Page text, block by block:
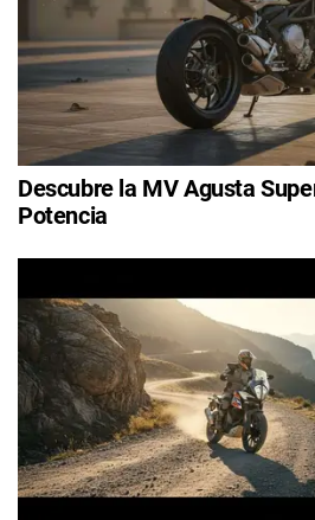
Descubre la MV Agusta
Potencia